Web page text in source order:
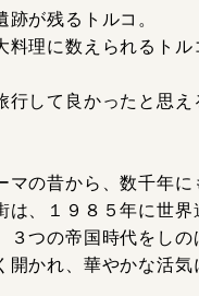
が残るトルコ。
理に数えられるトル
して良かったと思え
の昔から、数千年に
、１９８５年に世界
つの帝国時代をし
かれ、華やかな活気